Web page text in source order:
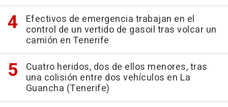
Efectivos de emergencia trabajan en el
control de un vertido de gasoil tras volcar un
camión en Tenerife
Cuatro heridos, dos de ellos menores, tras
una colisión entre dos vehículos en La
Guancha (Tenerife)